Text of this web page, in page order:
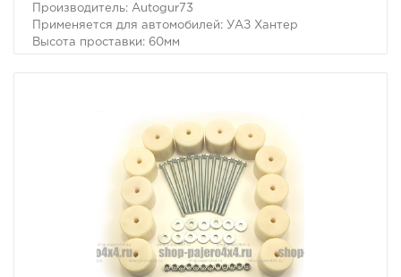
Производитель: Autogur73
Применяется для автомобилей: УАЗ Хантер
Высота проставки: 60мм